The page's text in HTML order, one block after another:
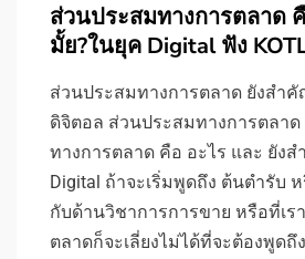
ส่วนประสมทางการตลาด
มั้ย?ในยุค Digital ฟัง
ส่วนประสมทางการตลาด ยังสำ
ดิจิตอล ส่วนประสมทางการตลา
ทางการตลาด คือ อะไร และ ยัง
Digital ถ้าจะเริ่มพูดถึง ต้นตำรับ
กับด้านวิชาการการขาย หรือที่เร
ตลาดก็จะเลี่ยงไม่ได้ที่จะต้องพูด